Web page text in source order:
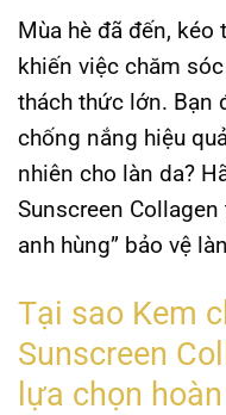
Mùa hè đã đến,
khiến việc chăm
thách thức lớn. Bạn
chống nắng hiệu
nhiên cho làn da?
Sunscreen
anh hùng” bảo vệ
Tại sao Kem
Sunscreen
lựa chọn